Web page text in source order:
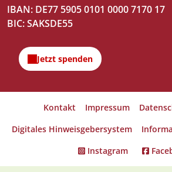
IBAN: DE77 5905 0101 0000 7170 17
BIC: SAKSDE55
Kontakt Impressum
Digitales Hinweisgebersystem
Instagram